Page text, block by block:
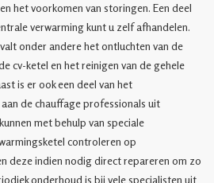
het voorkomen van storingen. Een deel
verwarming kunt u zelf afhandelen.
onder andere het ontluchten van de
cv-ketel en het reinigen van de gehele
is er ook een deel van het
de chauffage professionals uit
met behulp van speciale
controleren op
deze indien nodig direct repareren om zo
onderhoud is bij vele specialisten uit